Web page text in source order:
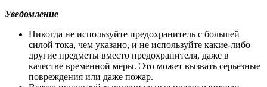
Уведомление
Никогда не используйте предохранитель с большей
силой тока, чем указано, и не используйте какие-либо
другие предметы вместо предохранителя, даже в
качестве временной меры. Это может вызвать серьезные
повреждения или даже пожар.